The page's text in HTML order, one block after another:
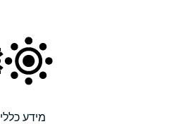
מידע כללי